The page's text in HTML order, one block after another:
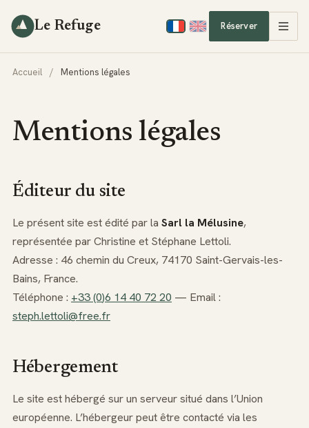
Le Refuge Réserver
Accueil / Mentions légales
Mentions légales
Éditeur du site
Le présent site est édité par la Sarl la Mélusine,
représentée par Christine et Stéphane Lettoli.
Adresse : 46 chemin du Creux, 74170 Saint-Gervais-les-
Bains, France.
Téléphone : +33(0)6 14 40 72 20 — Email :
steph.lettoli@free.fr
Hébergement
Le site est hébergé sur un serveur situé dans l’Union
européenne. L’hébergeur peut être contacté via les